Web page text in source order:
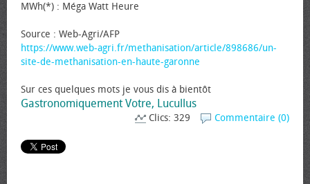
MWh(*) : Méga Watt Heure
Source : Web-Agri/AFP
https://www.web-agri.fr/methanisation/article/898686/un-
site-de-methanisation-en-haute-garonne
Sur ces quelques mots je vous dis à bientôt
Gastronomiquement Votre, Lucullus
Commentaire (0)
Clics: 329